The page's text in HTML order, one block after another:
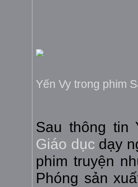
Yến Vy trong phim
Sau thông tin
Giáo dục dạy
phim truyện
Phóng sản